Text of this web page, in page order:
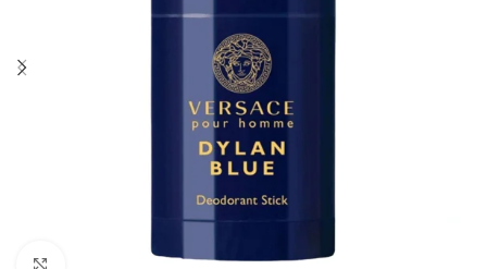
CLICK TO ENLARGE